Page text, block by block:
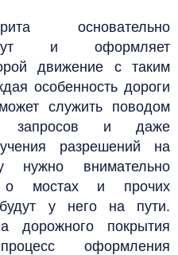
основательно
и оформляет
движение с таким
особенность дороги
служить поводом
запросов и даже
разрешений на
нужно внимательно
о мостах и прочих
у него на пути.
дорожного покрытия
оформления